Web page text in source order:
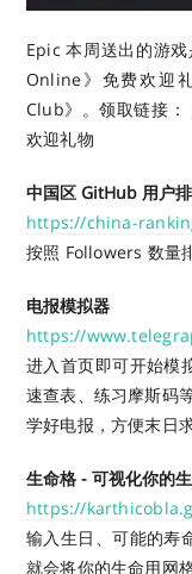
Epic 本周送出的游
Online》免费欢迎
Club》。领取链接：
欢迎礼物
中国区 GitHub 用户
https://china-
按照 Followers 数量
电报模拟器
https://
进入首页即可开始模
速查表、练习摩斯码
学好电报，方便末日
生命格 - 可视化你的
https://
输入生日、可能的寿
就会将你的生命用网